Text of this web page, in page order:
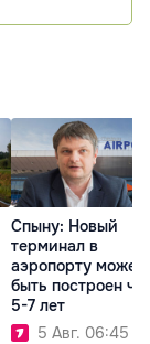
Спыну: Новый
терминал в
аэропорту может
быть построен
5-7 лет
5 Авг. 06:45